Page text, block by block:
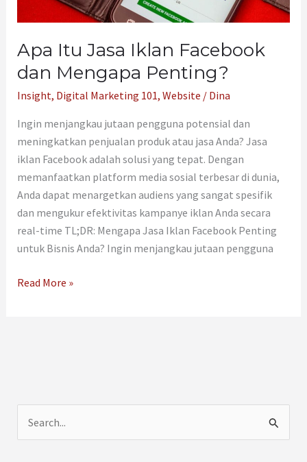
Apa Itu Jasa Iklan Facebook
dan Mengapa Penting?
Insight, Digital Marketing 101, Website / Dina
Ingin menjangkau jutaan pengguna potensial dan
meningkatkan penjualan produk atau jasa Anda? Jasa
iklan Facebook adalah solusi yang tepat. Dengan
memanfaatkan platform media sosial terbesar di dunia,
Anda dapat menargetkan audiens yang sangat spesifik
dan mengukur efektivitas kampanye iklan Anda secara
real-time TL;DR: Mengapa Jasa Iklan Facebook Penting
untuk Bisnis Anda? Ingin menjangkau jutaan pengguna
Read More »